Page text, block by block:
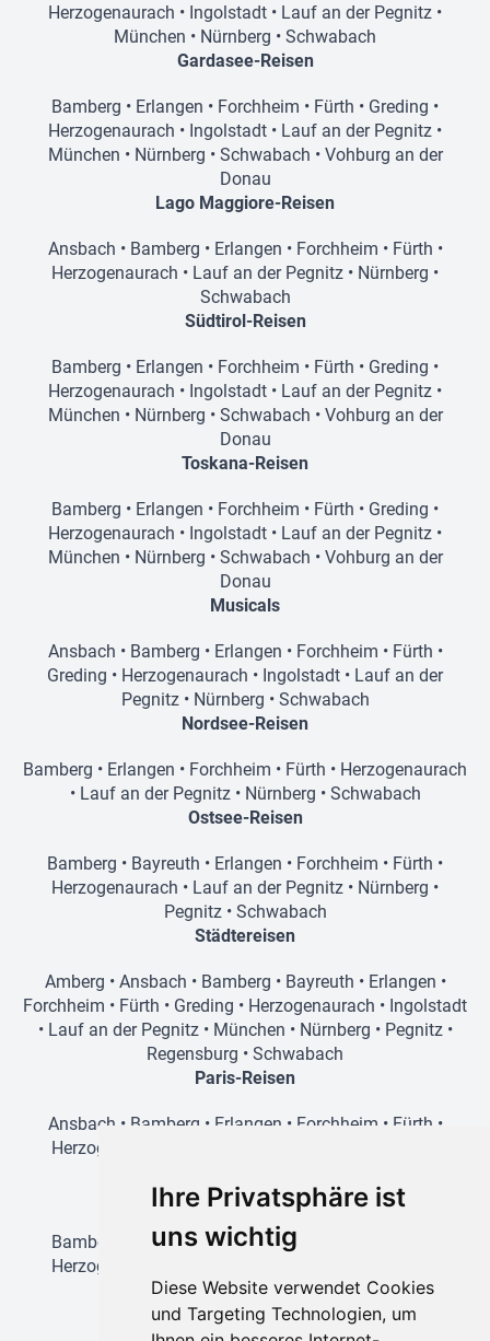
Ihre Privatsphäre ist
uns wichtig
Diese Website verwendet Cookies
und Targeting Technologien, um
Herzogenaurach • Ingolstadt • Lauf an der Pegnitz •
München • Nürnberg • Schwabach
Gardasee-Reisen
Bamberg • Erlangen • Forchheim • Fürth • Greding •
Herzogenaurach • Ingolstadt • Lauf an der Pegnitz •
München • Nürnberg • Schwabach • Vohburg an der
Donau
Lago Maggiore-Reisen
Ansbach • Bamberg • Erlangen • Forchheim • Fürth •
Herzogenaurach • Lauf an der Pegnitz • Nürnberg •
Schwabach
Südtirol-Reisen
Bamberg • Erlangen • Forchheim • Fürth • Greding •
Herzogenaurach • Ingolstadt • Lauf an der Pegnitz •
München • Nürnberg • Schwabach • Vohburg an der
Donau
Toskana-Reisen
Bamberg • Erlangen • Forchheim • Fürth • Greding •
Herzogenaurach • Ingolstadt • Lauf an der Pegnitz •
München • Nürnberg • Schwabach • Vohburg an der
Donau
Musicals
Ansbach • Bamberg • Erlangen • Forchheim • Fürth •
Greding • Herzogenaurach • Ingolstadt • Lauf an der
Pegnitz• Nürnberg • Schwabach
Nordsee-Reisen
Bamberg • Erlangen • Forchheim • Fürth • Herzogenaurach
• Lauf an der Pegnitz• Nürnberg • Schwabach
Ostsee-Reisen
Bamberg • Bayreuth • Erlangen • Forchheim • Fürth •
Herzogenaurach • Lauf an der Pegnitz • Nürnberg •
Pegnitz• Schwabach
Städtereisen
Amberg • Ansbach • Bamberg • Bayreuth • Erlangen •
Forchheim • Fürth • Greding • Herzogenaurach • Ingolstadt
• Lauf an der Pegnitz• München • Nürnberg • Pegnitz•
Regensburg • Schwabach
Paris-Reisen
Ansbach • Bamberg • Erlangen • Forchheim • Fürth •
Herzogenaurach
Prag-Reisen
Bamberg Amberg•Erlangen•Forchheim
Herzogenaurach
Schwabach
Wien-Reisen